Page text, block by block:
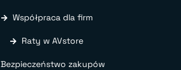
Współpraca dla firm
Raty w AVstore
Bezpieczeństwo zakupów